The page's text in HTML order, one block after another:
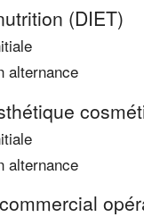
(DIET)
alternance
alternance